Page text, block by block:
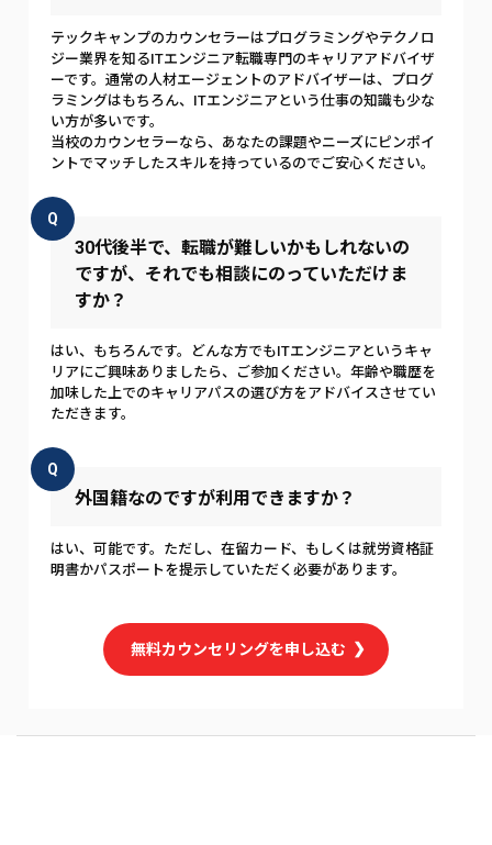
テックキャンプのカウンセラーはプログラミングやテクノロ
ジー業界を知るITエンジニア転職専門のキャリアアドバイザ
ーです。通常の人材エージェントのアドバイザーは、プログ
ラミングはもちろん、ITエンジニアという仕事の知識も少な
い方が多いです。
当校のカウンセラーなら、あなたの課題やニーズにピンポイ
ントでマッチしたスキルを持っているのでご安心ください。
Q
30代後半で、転職が難しいかもしれないの
ですが、それでも相談にのっていただけま
すか？
はい、もちろんです。どんな方でもITエンジニアというキャ
リアにご興味ありましたら、ご参加ください。年齢や職歴を
加味した上でのキャリアパスの選び方をアドバイスさせてい
ただきます。
Q
外国籍なのですが利用できますか？
はい、可能です。ただし、在留カード、もしくは就労資格証
明書かパスポートを提示していただく必要があります。
無料カウンセリングを申し込む